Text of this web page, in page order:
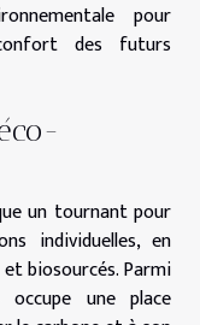
pour
des futurs
un tournant pour
individuelles, en
biosourcés. Parmi
une place